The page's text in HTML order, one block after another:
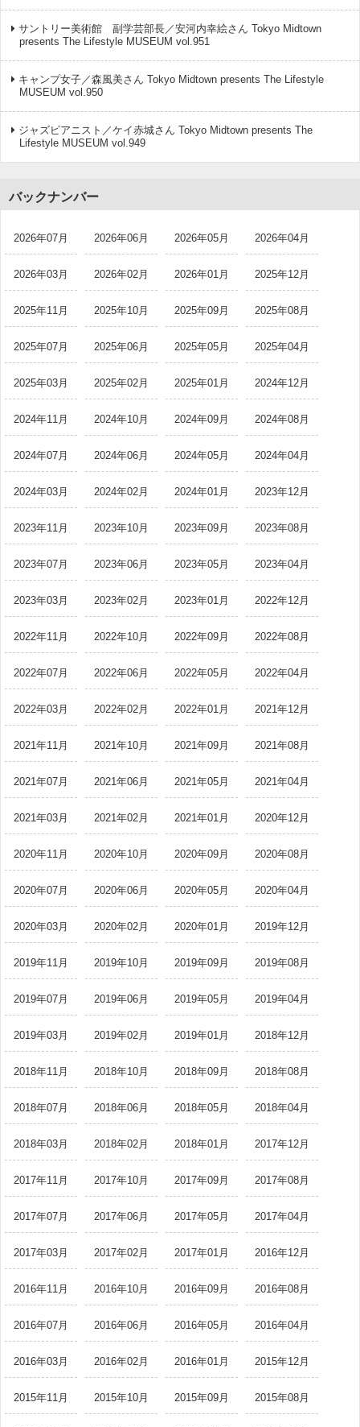
サントリー美術館 副学芸部長／安河内幸絵さん Tokyo Midtown
presents The Lifestyle MUSEUM vol.951
キャンプ女子／森風美さん Tokyo Midtown presents The Lifestyle
MUSEUM vol.950
ジャズピアニスト／ケイ赤城さん Tokyo Midtown presents The
Lifestyle MUSEUM vol.949
バックナンバー
2026年07月 2026年06月 2026年05月 2026年04月
2026年03月 2026年02月 2026年01月 2025年12月
2025年11月 2025年10月 2025年09月 2025年08月
2025年07月 2025年06月 2025年05月 2025年04月
2025年03月 2025年02月 2025年01月 2024年12月
2024年11月 2024年10月 2024年09月 2024年08月
2024年07月 2024年06月 2024年05月 2024年04月
2024年03月 2024年02月 2024年01月 2023年12月
2023年11月 2023年10月 2023年09月 2023年08月
2023年07月 2023年06月 2023年05月 2023年04月
2023年03月 2023年02月 2023年01月 2022年12月
2022年11月 2022年10月 2022年09月 2022年08月
2022年07月 2022年06月 2022年05月 2022年04月
2022年03月 2022年02月 2022年01月 2021年12月
2021年11月 2021年10月 2021年09月 2021年08月
2021年07月 2021年06月 2021年05月 2021年04月
2021年03月 2021年02月 2021年01月 2020年12月
2020年11月 2020年10月 2020年09月 2020年08月
2020年07月 2020年06月 2020年05月 2020年04月
2020年03月 2020年02月 2020年01月 2019年12月
2019年11月 2019年10月 2019年09月 2019年08月
2019年07月 2019年06月 2019年05月 2019年04月
2019年03月 2019年02月 2019年01月 2018年12月
2018年11月 2018年10月 2018年09月 2018年08月
2018年07月 2018年06月 2018年05月 2018年04月
2018年03月 2018年02月 2018年01月 2017年12月
2017年11月 2017年10月 2017年09月 2017年08月
2017年07月 2017年06月 2017年05月 2017年04月
2017年03月 2017年02月 2017年01月 2016年12月
2016年11月 2016年10月 2016年09月 2016年08月
2016年07月 2016年06月 2016年05月 2016年04月
2016年03月 2016年02月 2016年01月 2015年12月
2015年11月 2015年10月 2015年09月 2015年08月